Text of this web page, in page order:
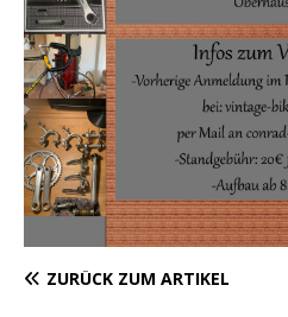
ZURÜCK ZUM ARTIKEL